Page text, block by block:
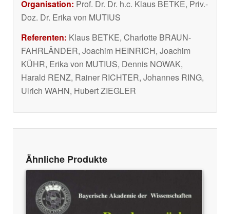
Organisation: Prof. Dr. Dr. h.c. Klaus BETKE, Priv.-
Doz. Dr. Erika von MUTIUS
Referenten: Klaus BETKE, Charlotte BRAUN-
FAHRLÄNDER, Joachim HEINRICH, Joachim
KÜHR, Erika von MUTIUS, Dennis NOWAK,
Harald RENZ, Rainer RICHTER, Johannes RING,
Ulrich WAHN, Hubert ZIEGLER
Ähnliche Produkte